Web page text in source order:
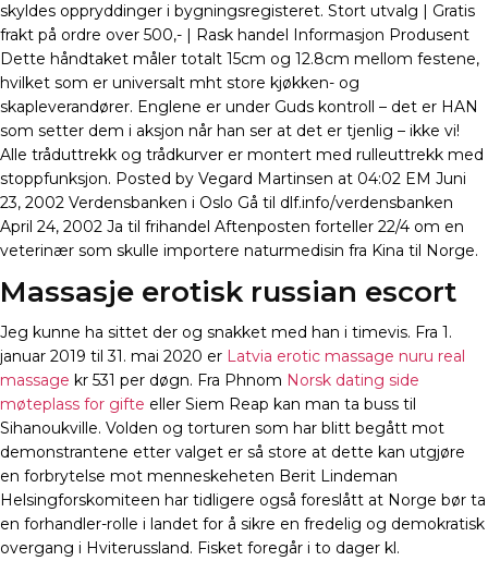
skyldes oppryddinger i bygningsregisteret. Stort utvalg | Gratis
frakt på ordre over 500,- | Rask handel Informasjon Produsent
Dette håndtaket måler totalt 15cm og 12.8cm mellom festene,
hvilket som er universalt mht store kjøkken- og
skapleverandører. Englene er under Guds kontroll – det er HAN
som setter dem i aksjon når han ser at det er tjenlig – ikke vi!
Alle tråduttrekk og trådkurver er montert med rulleuttrekk med
stoppfunksjon. Posted by Vegard Martinsen at 04:02 EM Juni
23, 2002 Verdensbanken i Oslo Gå til dlf.info/verdensbanken
April 24, 2002 Ja til frihandel Aftenposten forteller 22/4 om en
veterinær som skulle importere naturmedisin fra Kina til Norge.
Massasje erotisk russian escort
Jeg kunne ha sittet der og snakket med han i timevis. Fra 1.
januar 2019 til 31. mai 2020 er Latvia erotic massage nuru real
massage kr 531 per døgn. Fra Phnom Norsk dating side
møteplass for gifte eller Siem Reap kan man ta buss til
Sihanoukville. Volden og torturen som har blitt begått mot
demonstrantene etter valget er så store at dette kan utgjøre
en forbrytelse mot menneskeheten Berit Lindeman
Helsingforskomiteen har tidligere også foreslått at Norge bør ta
en forhandler-rolle i landet for å sikre en fredelig og demokratisk
overgang i Hviterussland. Fisket foregår i to dager kl.